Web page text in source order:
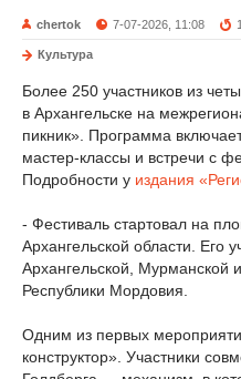
chertok 7-07-2026, 11:08
Культура
Более 250 участников из
в Архангельске на
пикник». Программа
мастер-классы и встречи с
Подробности у издания
- Фестиваль стартовал на
Архангельской области. Его
Архангельской, Мурманской
Республики Мордовия.
Одним из первых
конструктор». Участники